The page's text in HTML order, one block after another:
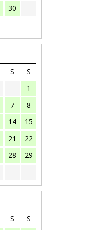
30
S
S
1
7
8
14
15
21
22
28
29
S
S